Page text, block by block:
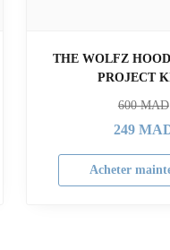
THE WOLFZ
PROJECT
600MAD
249
Acheter